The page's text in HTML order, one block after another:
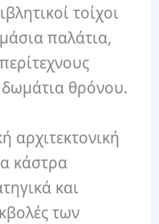
τοίχοι
παλάτια,
θρόνου.
αρχιτεκτονική
κάστρα
και
των